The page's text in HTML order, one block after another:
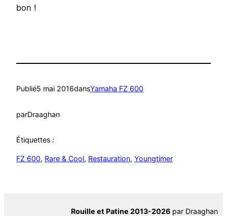
bon !
Publié5 mai 2016dansYamaha FZ 600
parDraaghan
Étiquettes :
FZ 600, Rare & Cool, Restauration, Youngtimer
Rouille et Patine 2013-2026 par Draaghan